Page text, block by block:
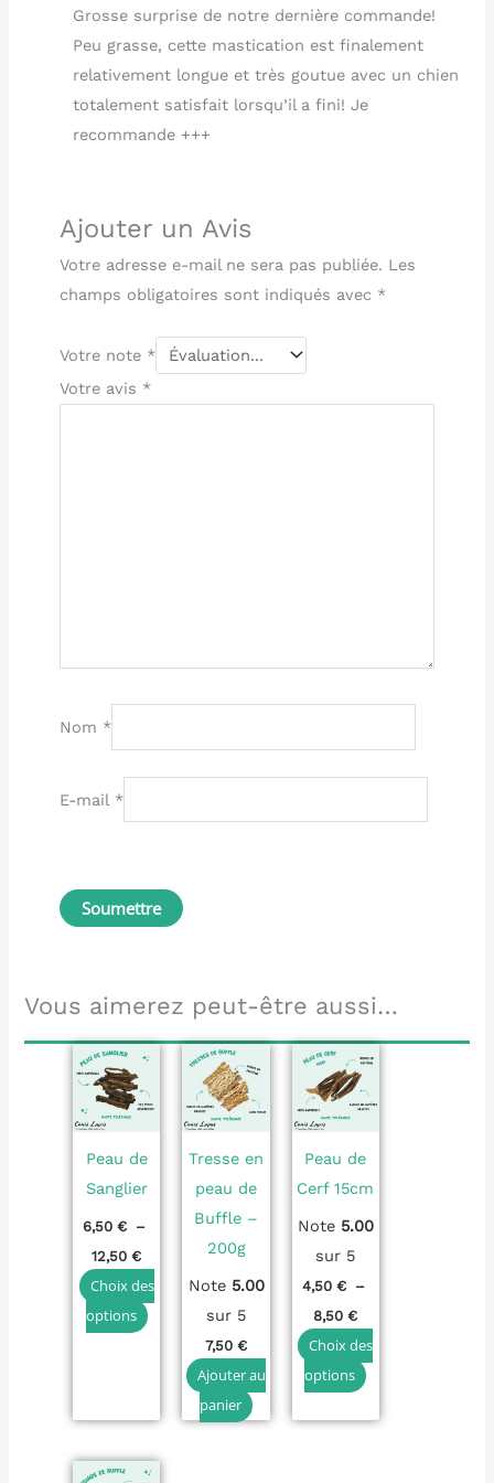
Grosse surprise de notre dernière commande!
Peu grasse, cette mastication est finalement
relativement longue et très goutue avec un chien
totalement satisfait lorsqu’il a fini! Je
recommande +++
Ajouter un Avis
Votre adresse e-mail ne sera pas publiée. Les
champs obligatoires sont indiqués avec *
Votre note *
Votre avis *
Nom *
E-mail *
Vous aimerez peut-être aussi…
Peau de
Sanglier
6,50€ –
12,50€
Plage
prix :
6,50 €
Choix des
options
Ce
produit
a
peuvent
être
choisies
page
produit
Tresse en
peau de
Buffle –
200g
Note 5.00
sur 5
7,50€
Ajouter au
panier
Peau de
Cerf 15cm
Note 5.00
sur 5
4,50 €
–
8,50€
de
prix :
4,50 €
Choix des
options
Ce
produit
a
options
choisies
sur
la
page
Plage
Ce